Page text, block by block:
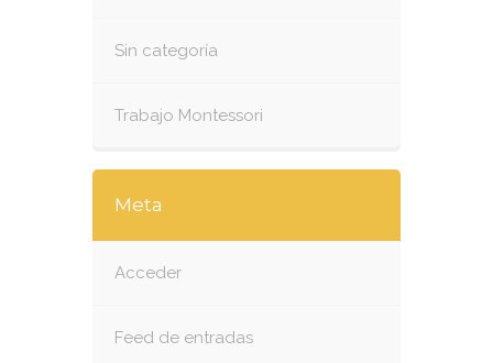
Sin categoría
Trabajo Montessori
Meta
Acceder
Feed de entradas